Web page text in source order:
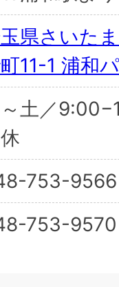
県さいた
11-1 浦和
～土／
753-9566
753-9570